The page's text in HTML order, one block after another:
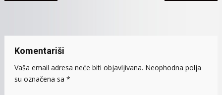
Komentariši
Vaša email adresa neće biti objavljivana. Neophodna polja
su označena sa *